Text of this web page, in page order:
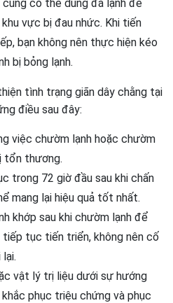
cũng có thể dùng đá lạnh để
vực bị đau nhức. Khi tiến
bạn không nên thực hiện kéo
bị bỏng lạnh.
tình trạng giãn dây chằng tại
điều sau đây:
việc chườm lạnh hoặc chườm
tổn thương.
trong 72 giờ đầu sau khi chấn
mang lại hiệu quả tốt nhất.
khớp sau khi chườm lạnh để
tục tiến triển, không nên cố
vật lý trị liệu dưới sự hướng
phục triệu chứng và phục